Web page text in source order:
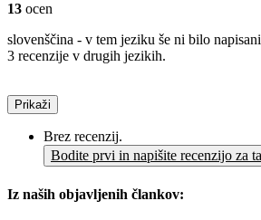
13 ocen
slovenščina - v tem jeziku še ni bilo
3 recenzije v drugih jezikih.
Prikaži
Brez recenzij.
Bodite prvi in napišite recenzijo za
Iz naših objavljenih člankov: